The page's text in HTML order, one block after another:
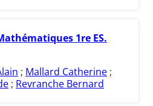
1re ES.
; Mallard Catherine ;
; Revranche Bernard